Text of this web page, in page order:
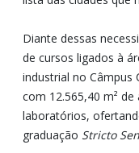
Diante dessas
de cursos ligados à
industrial no Câmpus
com 12.565,40 m²
laboratórios,
graduação Stricto